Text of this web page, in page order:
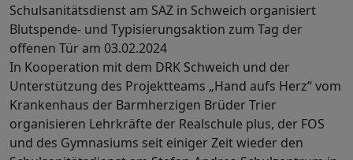
Schulsanitätsdienst am SAZ in Schweich organisiert
Blutspende- und Typisierungsaktion zum Tag der
offenen Tür am 03.02.2024
In Kooperation mit dem DRK Schweich und der
Unterstützung des Projektteams „Hand aufs Herz“ vom
Krankenhaus der Barmherzigen Brüder Trier
organisieren Lehrkräfte der Realschule plus, der FOS
und des Gymnasiums seit einiger Zeit wieder den